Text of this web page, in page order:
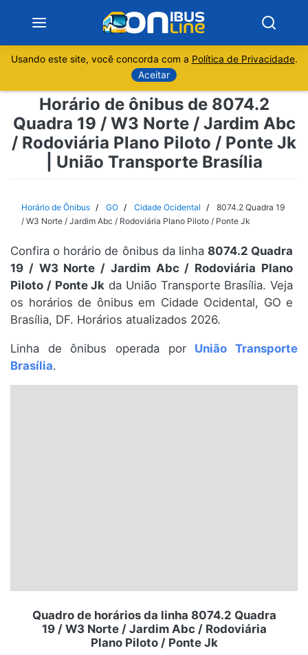
Sobre
Minas Gerais
Rio de Janeiro
Espírito Santo
Paraná
Santa Catarina
Rio Grande do Sul
Usando este site, você concorda com a Política de Privacidade.
Aceitar
Horário de ônibus de 8074.2
Quadra 19 / W3 Norte / Jardim Abc
/ Rodoviária Plano Piloto / Ponte Jk
| União Transporte Brasília
Horário de Ônibus GO Cidade Ocidental
8074.2 Quadra 19
/ W3 Norte / Jardim Abc / Rodoviária Plano Piloto / Ponte Jk
Confira o horário de ônibus da linha 8074.2 Quadra
19 / W3 Norte / Jardim Abc / Rodoviária Plano
Piloto / Ponte Jk da União Transporte Brasília. Veja
os horários de ônibus em Cidade Ocidental, GO e
Brasília, DF. Horários atualizados 2026.
Linha de ônibus operada por União Transporte
Brasília.
Quadro de horários da linha 8074.2 Quadra
19 / W3 Norte / Jardim Abc / Rodoviária
Plano Piloto / Ponte Jk